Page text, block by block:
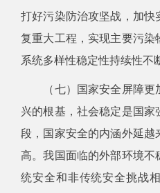
打好污染防治攻坚战，加快
复重大工程，实现主要污
系统多样性稳定性持续性不
（七）国家安全屏障
兴的根基，社会稳定是国
段，国家安全的内涵外延越
高。我国面临的外部环境
统安全和非传统安全挑战